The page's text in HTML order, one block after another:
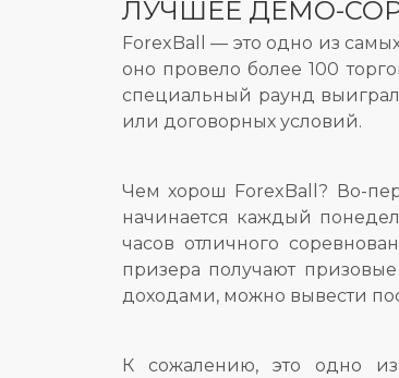
ЛУЧШЕЕ ДЕМО-
ForexBall — это одно из
оно провело более 100
специальный раунд выиграл
или договорных условий.
Чем хорош ForexBall? Во-
начинается каждый
часов отличного
призера получают
доходами, можно вывести
К сожалению, это одно из